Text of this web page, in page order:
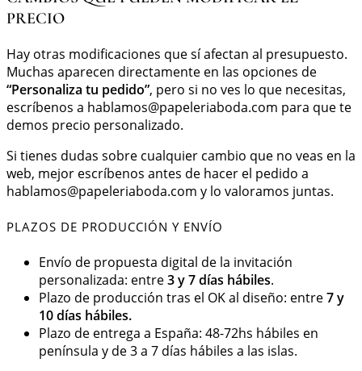
PRECIO
Hay otras modificaciones que sí afectan al presupuesto.
Muchas aparecen directamente en las opciones de
“Personaliza tu pedido”, pero si no ves lo que necesitas,
escríbenos a hablamos@papeleriaboda.com para que te
demos precio personalizado.
Si tienes dudas sobre cualquier cambio que no veas en la
web, mejor escríbenos antes de hacer el pedido a
hablamos@papeleriaboda.com y lo valoramos juntas.
PLAZOS DE PRODUCCIÓN Y ENVÍO
Envío de propuesta digital de la invitación
personalizada: entre3 y 7 días hábiles.
Plazo de producción tras el OK al diseño: entre7 y
10 días hábiles.
Plazo de entrega a España: 48-72hs hábiles en
península y de 3 a 7 días hábiles a las islas.